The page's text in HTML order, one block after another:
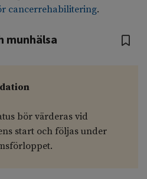
cancerrehabilitering.
munhälsa
bör värderas vid
start och följas under